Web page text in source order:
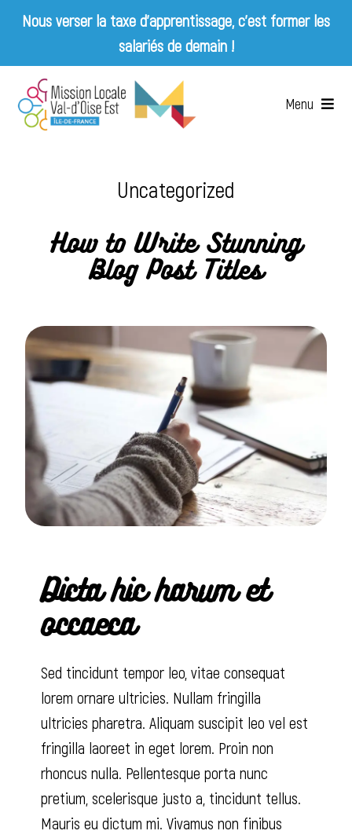
Nous verser la taxe d’apprentissage, c’est former les
salariés de demain !
content
Menu
Qui sommes-nous ?
Services
Emplois & Entreprises
Appels d’offres
Uncategorized
How to Write Stunning
Blog Post Titles
Dicta hic harum et
occaeca
Sed tincidunt tempor leo, vitae consequat
lorem ornare ultricies. Nullam fringilla
ultricies pharetra. Aliquam suscipit leo vel est
fringilla laoreet in eget lorem. Proin non
rhoncus nulla. Pellentesque porta nunc
pretium, scelerisque justo a, tincidunt tellus.
Mauris eu dictum mi. Vivamus non finibus